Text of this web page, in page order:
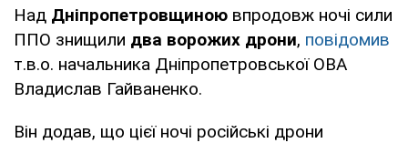
Над Дніпропетровщиною впродовж ночі сили
ППО знищили два ворожих дрони, повідомив
т.в.о. начальника Дніпропетровської ОВА
Владислав Гайваненко.
Він додав, що цієї ночі російські дрони